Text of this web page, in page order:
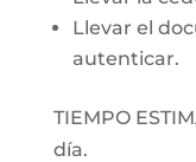
Llevar el
autenticar.
TIEMPO
día.